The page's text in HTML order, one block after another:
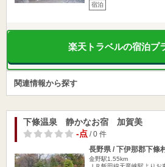
宿泊
楽天トラベルの宿泊プ
関連情報から探す
下條温泉 静かなお宿 加賀美
-点/ 0 件
長野県 / 下伊那郡下條
金野駅1.55km